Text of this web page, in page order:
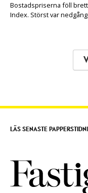
Bostadspriserna föll brett
Index. Störst var
LÄS SENASTE